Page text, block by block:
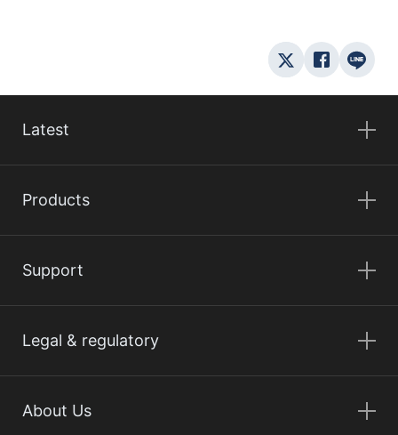
Latest
Products
Support
Legal & regulatory
About Us